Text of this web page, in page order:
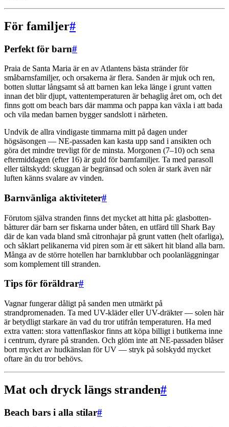
För familjer#
Perfekt för barn#
Praia de Santa Maria är en av Atlantens bästa stränder för
småbarnsfamiljer, och orsakerna är flera. Sanden är mjuk och ren,
botten sluttar långsamt så att barnen kan leka länge i grunt vatten
innan det blir djupt, vattentemperaturen är behaglig året om, och det
finns gott om beach bars där mamma och pappa kan växla i att bada
och vila medan barnen bygger sandslott i närheten.
Undvik de allra vindigaste timmarna mitt på dagen under
högsäsongen — NE-passaden kan kasta upp sand i ansikten och
göra det mindre trevligt för de minsta. Morgonen (7–10) och sena
eftermiddagen (efter 16) är guld för barnfamiljer. Ta med parasoll
eller tältskydd: skuggan är begränsad och solen är stark även när
luften känns svalare av vinden.
Barnvänliga aktiviteter#
Förutom själva stranden finns det mycket att hitta på: glasbotten-
båtturer där barn ser fiskarna under båten, en utfärd till Shark Bay
där de kan vada bland små citronhajar på grunt vatten (helt ofarliga),
och såklart pelikanerna vid piren som är ett säkert hit bland alla barn.
Många av de större hotellen har barnklubbar och poolanläggningar
som komplement till stranden.
Tips för föräldrar#
Vagnar fungerar dåligt på sanden men utmärkt på
strandpromenaden. Ta med UV-kläder eller UV-dräkter — solen här
är betydligt starkare än vad du tror utifrån temperaturen. Ha med
extra vatten: stora vattenflaskor finns att köpa billigt i butikerna inne
i centrum, dyrare på stranden. Och glöm inte att NE-passaden blåser
bort mycket av hudkänslan för UV — stryk på solskydd mycket
oftare än du tror behövs.
Mat och dryck längs stranden#
Beach bars i alla stilar#